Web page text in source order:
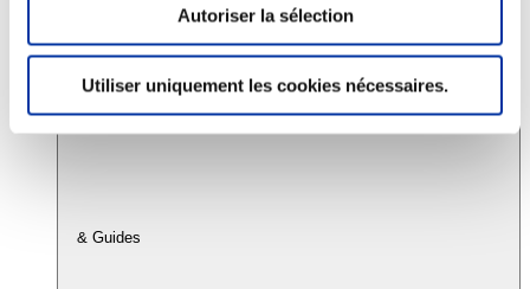
Autoriser la sélection
Utiliser uniquement les cookies nécessaires.
Info-veille scientifique
Accords
& Guides